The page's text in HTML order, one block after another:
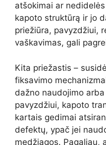
atšokimai ar
kapoto struktūrą ir jo
priežiūra, pavyzdžiui,
vaškavimas, gali
Kita priežastis –
fiksavimo
dažno naudojimo
pavyzdžiui, kapoto
kartais gedimai
defektų, ypač jei
medžiagos. Pagaliau,